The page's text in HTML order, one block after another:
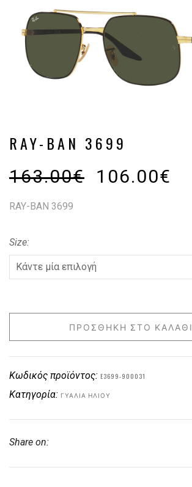
RAY-BAN 3699
163.00€ 106.00€
RAY-BAN 3699
Size
ΠΡΟΣΘΉΚΗ ΣΤΟ ΚΑΛΆΘΙ
Κωδικός προϊόντος: E3699-900031
Κατηγορία: ΓΥΑΛΙΆ ΗΛΊΟΥ
Share on: